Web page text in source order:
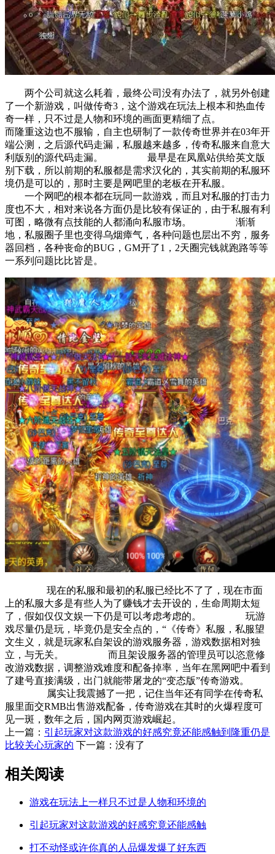
两个公司就这么耗着，最终公司没有办法了，就另外创建
了一个新游戏，叫做传奇3，这个游戏在玩法上根本和热血传
奇一样，只不过是人物和环境的画面更精细了点。
而隆重这边也不服输，自主也研制了一款传奇世界并在03年开
端公测，之后源代码走漏，私服越来越多，传奇私服来自意大
利版别的源代码走漏。 最早是在凤凰站供给英文版
别下载，所以前期的私服都是需求汉化的，其实前期的私服环
境仍是可以的，那时主要是网吧里的老板在开私服。
一个网吧的根本都在玩同一款游戏，而且对私服的打击力
度也不大，相对来说各方面仍是比较有保证的，由于私服有利
可图，略微有点技能的人都涌向私服市场。 渐渐
地，私服圈子里也变得乌烟瘴气，各种问题也层出不穷，服务
器回档，各种丧命的BUG，GM开了1，2天圈完钱就跑路等等
一系列问题比比皆是。
现在的私服和最初的私服已经比不了了，现在市面
上的私服大多是有些人为了赚钱才去开设的，生命周期太短
了，假如仅仅文娱一下仍是可以考虑考虑的。 玩游
戏尽量仍是玩，毕竟仍是安全点的，“《传奇》私服，私服望
文生义，就是玩家私自架设的游戏服务器，游戏数据相对独
立，与无关。 而且架设服务器的管理员可以恣意修
改游戏数据，调整游戏难度和配备掉率，当年在黑网吧中看到
了建号直接满级，出门就能带屠龙的“变态版”传奇游戏。
属实让我震撼了一把，记住当年还有同学在传奇私
服里面交RMB出售游戏配备，传奇游戏在其时的火爆程度可
见一斑，数年之后，国内网页游戏崛起。
上一篇： 引起玩家对这款游戏的好感究竟还能感触到隆重仍是
比较关心玩家的 下一篇：没有了
相关阅读
游戏在玩法上一样只不过是人物和环境的
引起玩家对这款游戏的好感究竟还能感触
打不动怪或许你真的人品爆发爆了好东西